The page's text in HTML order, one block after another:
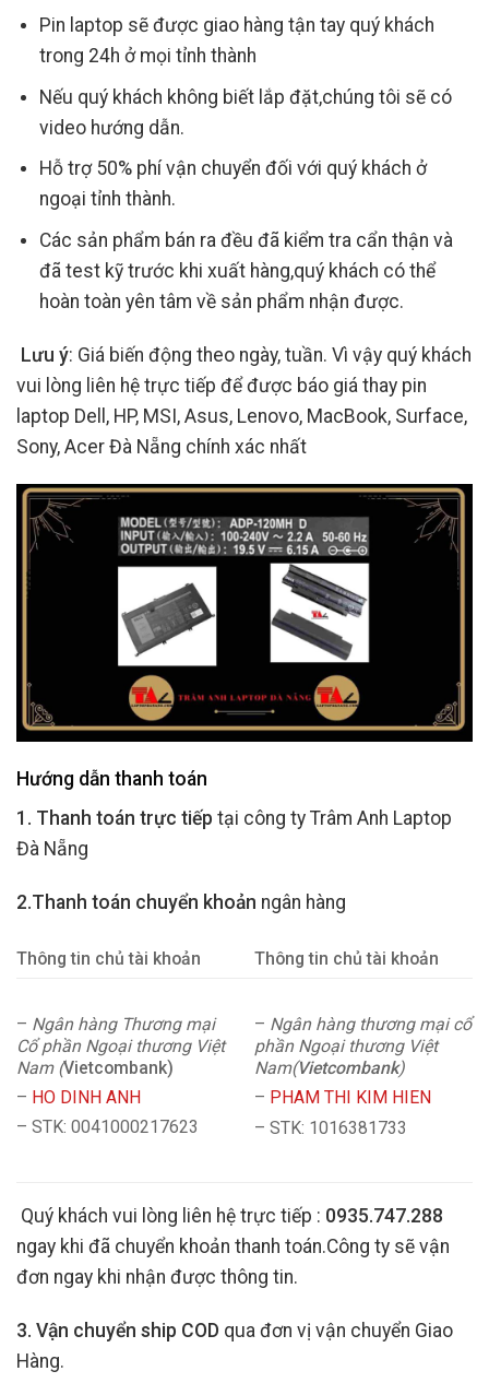
Pin laptop sẽ được giao hàng tận tay quý khách
trong 24h ở mọi tỉnh thành
Nếu quý khách không biết lắp đặt,chúng tôi sẽ có
video hướng dẫn.
Hỗ trợ 50% phí vận chuyển đối với quý khách ở
ngoại tỉnh thành.
Các sản phẩm bán ra đều đã kiểm tra cẩn thận và
đã test kỹ trước khi xuất hàng,quý khách có thể
hoàn toàn yên tâm về sản phẩm nhận được.
Lưu ý: Giá biến động theo ngày, tuần. Vì vậy quý khách
vui lòng liên hệ trực tiếp để được báo giá thay pin
laptop Dell, HP, MSI, Asus, Lenovo, MacBook, Surface,
Sony, Acer Đà Nẵng chính xác nhất
Hướng dẫn thanh toán
1. Thanh toán trực tiếp tại công ty Trâm Anh Laptop
Đà Nẵng
2.Thanh toán chuyển khoản ngân hàng
Thông tin chủ tài khoản Thông tin chủ tài khoản
– Ngân hàng Thương mại
Cổ phần Ngoại thương Việt
Nam (Vietcombank)
– HO DINH ANH
– STK: 0041000217623
– Ngân hàng thương mại cổ
phần Ngoại thương Việt
Nam(Vietcombank)
– PHAM THI KIM HIEN
– STK: 1016381733
Quý khách vui lòng liên hệ trực tiếp : 0935.747.288
ngay khi đã chuyển khoản thanh toán.Công ty sẽ vận
đơn ngay khi nhận được thông tin.
3. Vận chuyển ship COD qua đơn vị vận chuyển Giao
Hàng.